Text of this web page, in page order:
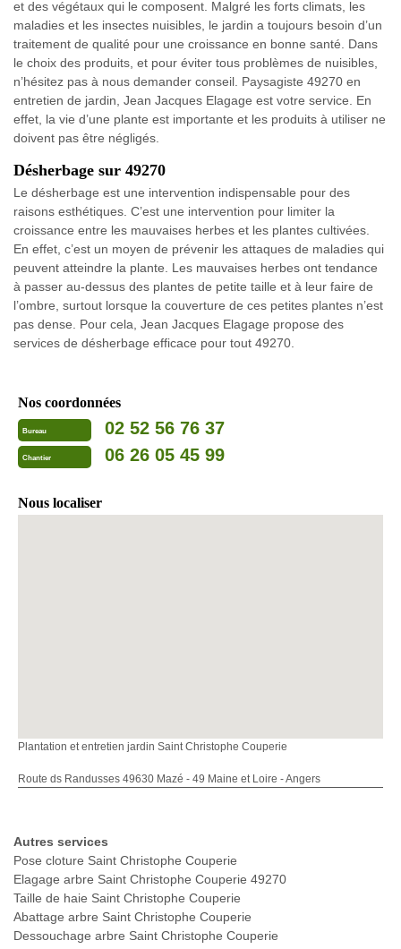
et des végétaux qui le composent. Malgré les forts climats, les
maladies et les insectes nuisibles, le jardin a toujours besoin d’un
traitement de qualité pour une croissance en bonne santé. Dans
le choix des produits, et pour éviter tous problèmes de nuisibles,
n’hésitez pas à nous demander conseil. Paysagiste 49270 en
entretien de jardin, Jean Jacques Elagage est votre service. En
effet, la vie d’une plante est importante et les produits à utiliser ne
doivent pas être négligés.
Désherbage sur 49270
Le désherbage est une intervention indispensable pour des
raisons esthétiques. C’est une intervention pour limiter la
croissance entre les mauvaises herbes et les plantes cultivées.
En effet, c’est un moyen de prévenir les attaques de maladies qui
peuvent atteindre la plante. Les mauvaises herbes ont tendance
à passer au-dessus des plantes de petite taille et à leur faire de
l’ombre, surtout lorsque la couverture de ces petites plantes n’est
pas dense. Pour cela, Jean Jacques Elagage propose des
services de désherbage efficace pour tout 49270.
Nos coordonnées
Bureau 02 52 56 76 37
Chantier 06 26 05 45 99
Nous localiser
Plantation et entretien jardin Saint Christophe Couperie
Route ds Randusses 49630 Mazé - 49 Maine et Loire - Angers
Autres services
Pose cloture Saint Christophe Couperie
Elagage arbre Saint Christophe Couperie 49270
Taille de haie Saint Christophe Couperie
Abattage arbre Saint Christophe Couperie
Dessouchage arbre Saint Christophe Couperie